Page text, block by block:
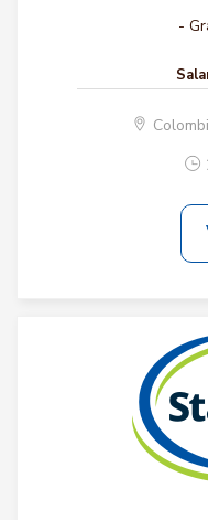
-